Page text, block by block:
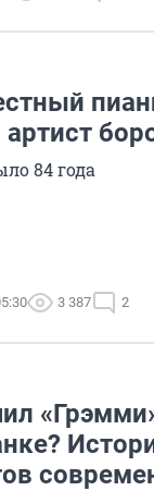
артист
84 года
3 387 2